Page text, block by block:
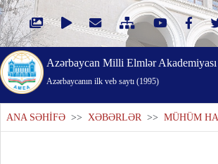
Azərbaycan Milli Elmlər Akademiyası
Azərbaycanın ilk veb saytı (1995)
ANA SƏHİFƏ >> XƏBƏRLƏR >> MÜHÜM